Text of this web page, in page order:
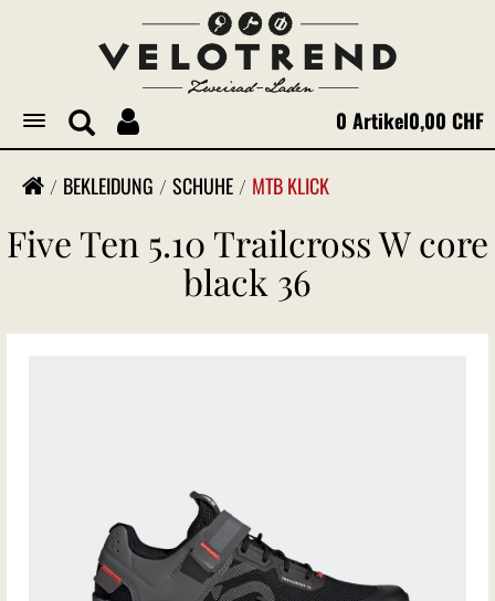
Toggle
navigation
0 Artikel0,00 CHF
BEKLEIDUNG SCHUHE MTB KLICK
Five Ten 5.10 Trailcross W core
black 36